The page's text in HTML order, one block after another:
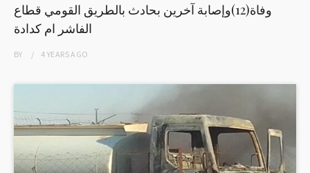
وفاة(12)وإصابة آخرين بحادث بالطريق القومي قطاع
الفاشر ام كدادة
BY 4 YEARSAGO